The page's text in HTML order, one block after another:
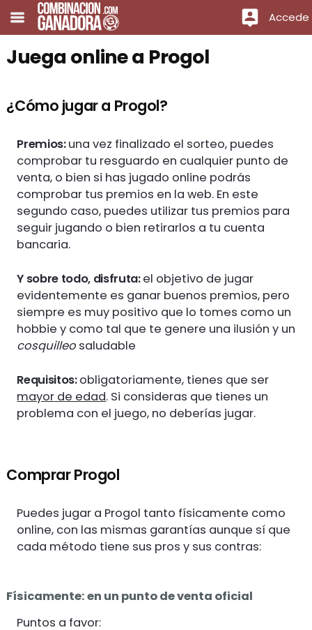
Accede
Juega online a Progol
¿Cómo jugar a Progol?
Premios:una vez finalizado el sorteo, puedes
comprobar tu resguardo en cualquier punto de
venta, o bien si has jugado online podrás
comprobar tus premios en la web. En este
segundo caso, puedes utilizar tus premios para
seguir jugando o bien retirarlos a tu cuenta
bancaria.
Y sobre todo, disfruta:el objetivo de jugar
evidentemente es ganar buenos premios, pero
siempre es muy positivo que lo tomes como un
hobbie y como tal que te genere una ilusión y un
cosquilleo saludable
Requisitos:obligatoriamente, tienes que ser
mayor de edad. Si consideras que tienes un
problema con el juego, no deberías jugar.
Comprar Progol
Puedes jugar a Progol tanto físicamente como
online, con las mismas garantías aunque sí que
cada método tiene sus pros y sus contras:
Físicamente: en un punto de venta oficial
Puntos a favor: